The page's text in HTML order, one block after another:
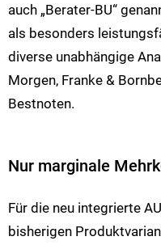
auch „Berater-BU“
als besonders
diverse unabhängige
Morgen, Franke &
Bestnoten.
Nur marginale
Für die neu integrierte
bisherigen